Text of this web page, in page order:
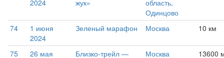
2024
жук»
область,
Одинцово
74
1 июня
2024
Зеленый марафон Москва 10 км
75 26 мая Близко-трейл — Москва 13600